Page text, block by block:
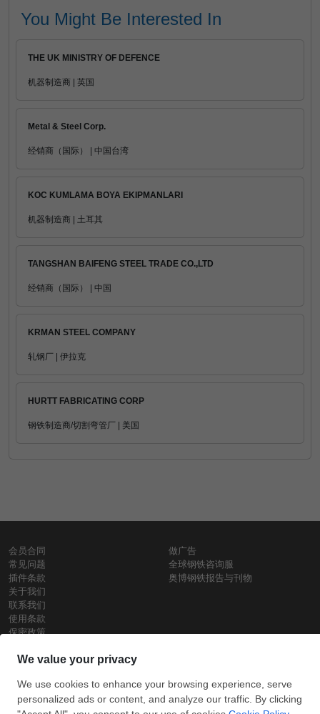
You Might Be Interested In
THE UK MINISTRY OF DEFENCE
机器制造商 | 英国
Metal & Steel Corp.
经销商（国际） | 中国台湾
KOC KUMLAMA BOYA EKIPMANLARI
机器制造商 | 土耳其
TANGSHAN BAIFENG STEEL TRADE CO.,LTD
经销商（国际） | 中国
KRMAN STEEL COMPANY
轧钢厂 | 伊拉克
HURTT FABRICATING CORP
钢铁制造商/切割弯管厂 | 美国
会员合同
常见问题
插件条款
关于我们
联系我们
使用条款
保密政策
做广告
全球钢铁咨询服
奥博钢铁报告与刊物
铁价格
每日废钢价格
盘条价格
保留所有权利